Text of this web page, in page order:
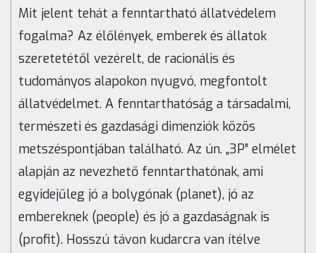
Mit jelent tehát a fenntartható állatvédelem
fogalma? Az élőlények, emberek és állatok
szeretetétől vezérelt, de racionális és
tudományos alapokon nyugvó, megfontolt
állatvédelmet. A fenntarthatóság a társadalmi,
természeti és gazdasági dimenziók közös
metszéspontjában található. Az ún. „3P” elmélet
alapján az nevezhető fenntarthatónak, ami
egyidejűleg jó a bolygónak (planet), jó az
embereknek (people) és jó a gazdaságnak is
(profit). Hosszú távon kudarcra van ítélve